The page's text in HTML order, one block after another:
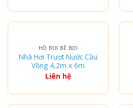
HỒ BƠI BỂ BƠI
Nhà Hơi Trượt Nước Cầu
Vồng 4,2m x 6m
Liên hệ